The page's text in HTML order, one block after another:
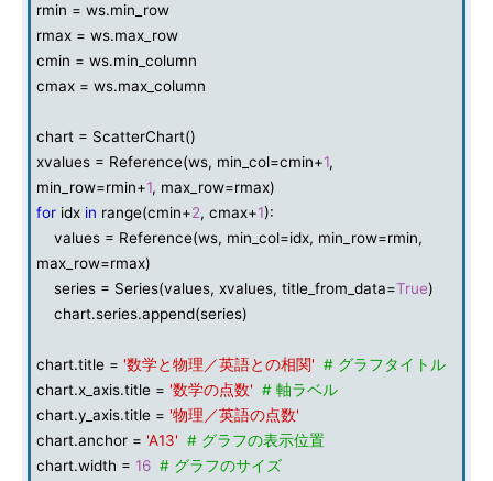
rmin = ws.min_row
rmax = ws.max_row
cmin = ws.min_column
cmax = ws.max_column
chart = ScatterChart()
xvalues = Reference(ws, min_col=cmin+1,
min_row=rmin+1, max_row=rmax)
for idx in range(cmin+2, cmax+1):
values = Reference(ws, min_col=idx, min_row=rmin,
max_row=rmax)
series = Series(values, xvalues, title_from_data=True)
chart.series.append(series)
chart.title = '数学と物理／英語との相関' # グラフタイトル
chart.x_axis.title = '数学の点数' # 軸ラベル
chart.y_axis.title = '物理／英語の点数'
chart.anchor = 'A13' # グラフの表示位置
chart.width = 16 # グラフのサイズ